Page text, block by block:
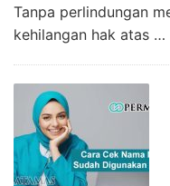
Tanpa perlindungan
kehilangan hak atas …